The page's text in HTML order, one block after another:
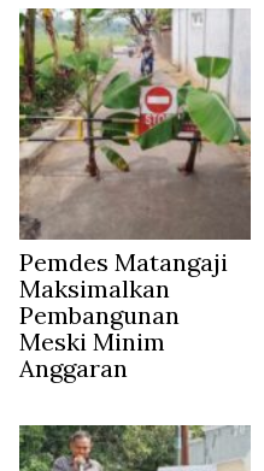
Pemdes Matangaji
Maksimalkan
Pembangunan
Meski Minim
Anggaran